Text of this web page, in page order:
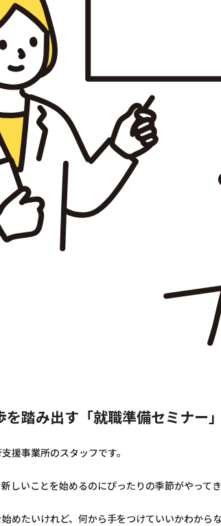
を踏み出す「就職準備セミナー
援事業所のスタッフです。
しいことを始めるのにぴったりの季節がやってき
始めたいけれど、何から手をつけていいかわからな